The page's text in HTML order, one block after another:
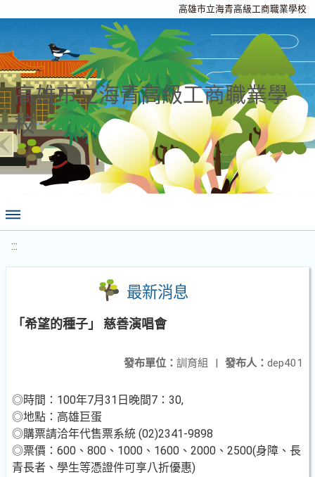
高雄市立海青高級工商職業學校
高雄市立海青高級工商職業學
校
:::
最新消息
「希望的種子」 慈善演唱會
發布人： dep401
發布單位： 訓育組 |
◎時間：100年7月31日晚間7：30,
◎地點：高雄巨蛋
◎購票請洽年代售票系統 (02)2341-9898
◎票價：600、800、1000、1600、2000、2500(身障、長
青長者、學生等憑證件可享八折優惠)